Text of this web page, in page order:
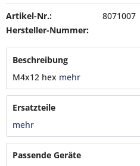
Artikel-Nr.:
8071007
Hersteller-Nummer:
Beschreibung
M4x12 hex mehr
Ersatzteile
mehr
Passende Geräte